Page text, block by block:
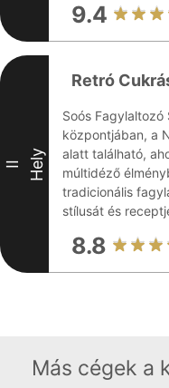
9.4
II Hely
Retró
Soós
központjában, a
alatt található,
múltidéző
tradicionális
stílusát és
8.8
Más cégek a